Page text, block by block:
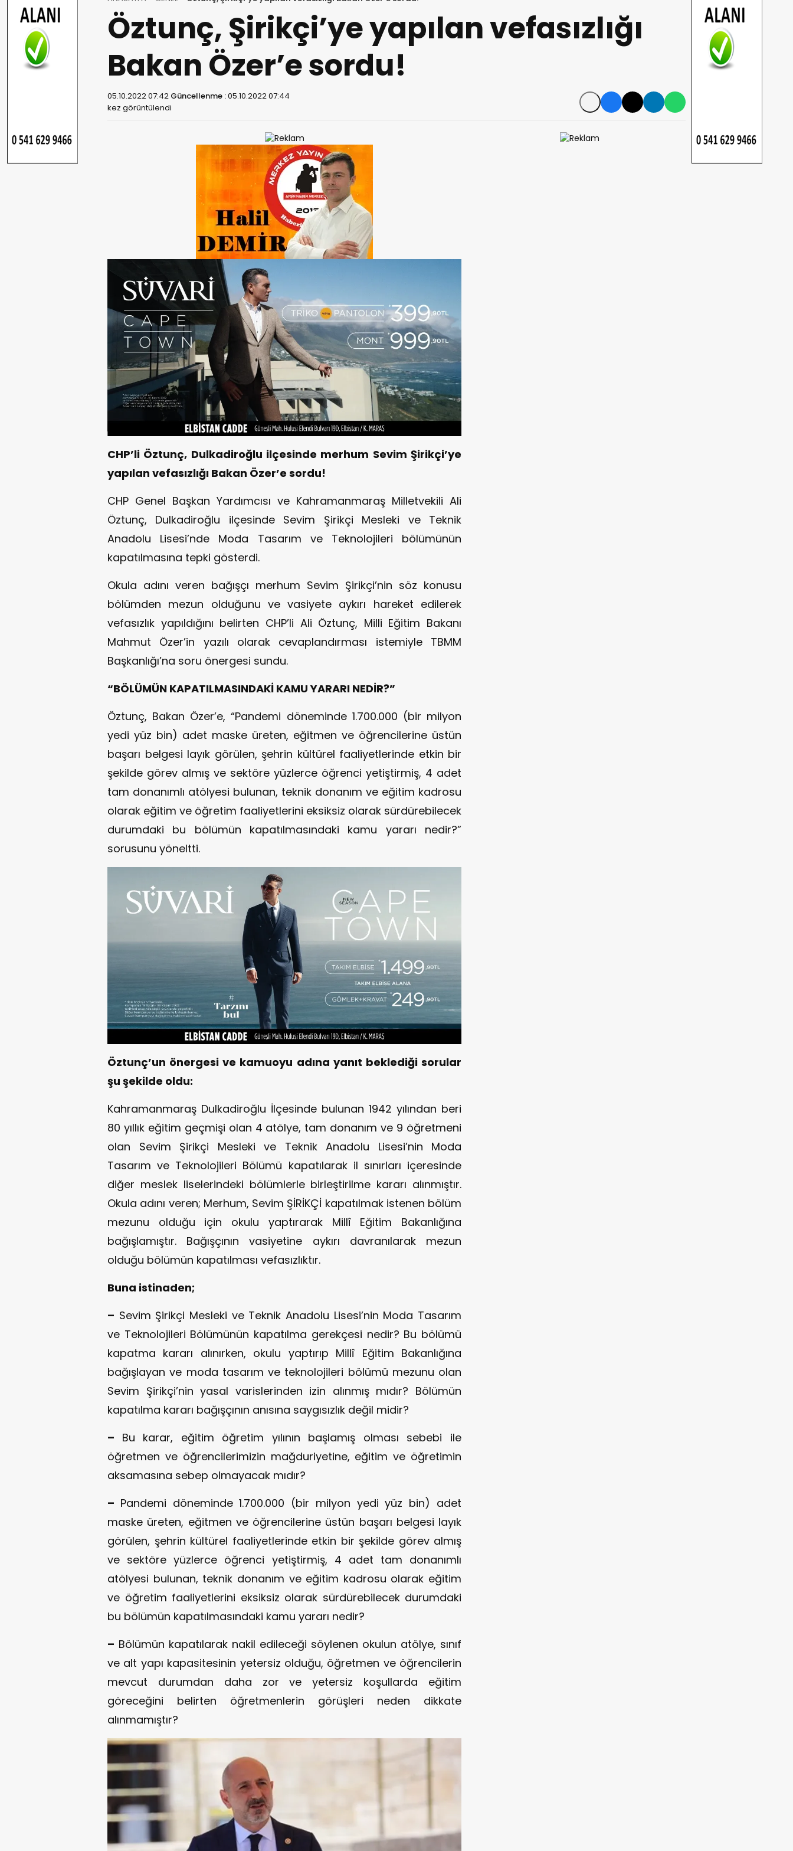
Öztunç, Şirikçi’ye yapılan vefasızlığı
Bakan Özer’e sordu!
05.10.2022 07:42 Güncellenme :05.10.2022 07:44
kez görüntülendi
CHP’li Öztunç, Dulkadiroğlu ilçesinde merhum Sevim Şirikçi’ye
yapılan vefasızlığı Bakan Özer’e sordu!
CHP Genel Başkan Yardımcısı ve Kahramanmaraş Milletvekili Ali
Öztunç, Dulkadiroğlu ilçesinde Sevim Şirikçi Mesleki ve Teknik
Anadolu Lisesi’nde Moda Tasarım ve Teknolojileri bölümünün
kapatılmasına tepki gösterdi.
Okula adını veren bağışçı merhum Sevim Şirikçi’nin söz konusu
bölümden mezun olduğunu ve vasiyete aykırı hareket edilerek
vefasızlık yapıldığını belirten CHP’li Ali Öztunç, Milli Eğitim Bakanı
Mahmut Özer’in yazılı olarak cevaplandırması istemiyle TBMM
Başkanlığı’na soru önergesi sundu.
“BÖLÜMÜN KAPATILMASINDAKİ KAMU YARARI NEDİR?”
Öztunç, Bakan Özer’e, “Pandemi döneminde 1.700.000 (bir milyon
yedi yüz bin) adet maske üreten, eğitmen ve öğrencilerine üstün
başarı belgesi layık görülen, şehrin kültürel faaliyetlerinde etkin bir
şekilde görev almış ve sektöre yüzlerce öğrenci yetiştirmiş, 4 adet
tam donanımlı atölyesi bulunan, teknik donanım ve eğitim kadrosu
olarak eğitim ve öğretim faaliyetlerini eksiksiz olarak sürdürebilecek
durumdaki bu bölümün kapatılmasındaki kamu yararı nedir?”
sorusunu yöneltti.
Öztunç’un önergesi ve kamuoyu adına yanıt beklediği sorular
şu şekilde oldu:
Kahramanmaraş Dulkadiroğlu İlçesinde bulunan 1942 yılından beri
80 yıllık eğitim geçmişi olan 4 atölye, tam donanım ve 9 öğretmeni
olan Sevim Şirikçi Mesleki ve Teknik Anadolu Lisesi’nin Moda
Tasarım ve Teknolojileri Bölümü kapatılarak il sınırları içeresinde
diğer meslek liselerindeki bölümlerle birleştirilme kararı alınmıştır.
Okula adını veren; Merhum, Sevim ŞİRİKÇİ kapatılmak istenen bölüm
mezunu olduğu için okulu yaptırarak Millî Eğitim Bakanlığına
bağışlamıştır. Bağışçının vasiyetine aykırı davranılarak mezun
olduğu bölümün kapatılması vefasızlıktır.
Buna istinaden;
– Sevim Şirikçi Mesleki ve Teknik Anadolu Lisesi’nin Moda Tasarım
ve Teknolojileri Bölümünün kapatılma gerekçesi nedir? Bu bölümü
kapatma kararı alınırken, okulu yaptırıp Millî Eğitim Bakanlığına
bağışlayan ve moda tasarım ve teknolojileri bölümü mezunu olan
Sevim Şirikçi’nin yasal varislerinden izin alınmış mıdır? Bölümün
kapatılma kararı bağışçının anısına saygısızlık değil midir?
– Bu karar, eğitim öğretim yılının başlamış olması sebebi ile
öğretmen ve öğrencilerimizin mağduriyetine, eğitim ve öğretimin
aksamasına sebep olmayacak mıdır?
– Pandemi döneminde 1.700.000 (bir milyon yedi yüz bin) adet
maske üreten, eğitmen ve öğrencilerine üstün başarı belgesi layık
görülen, şehrin kültürel faaliyetlerinde etkin bir şekilde görev almış
ve sektöre yüzlerce öğrenci yetiştirmiş, 4 adet tam donanımlı
atölyesi bulunan, teknik donanım ve eğitim kadrosu olarak eğitim
ve öğretim faaliyetlerini eksiksiz olarak sürdürebilecek durumdaki
bu bölümün kapatılmasındaki kamu yararı nedir?
– Bölümün kapatılarak nakil edileceği söylenen okulun atölye, sınıf
ve alt yapı kapasitesinin yetersiz olduğu, öğretmen ve öğrencilerin
mevcut durumdan daha zor ve yetersiz koşullarda eğitim
göreceğini belirten öğretmenlerin görüşleri neden dikkate
alınmamıştır?